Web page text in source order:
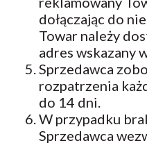
dołączając do
Towar należy
adres wskazany
Sprzedawca
rozpatrzenia
do 14 dni.
W przypadku
Sprzedawca